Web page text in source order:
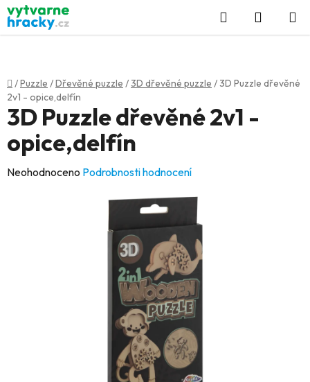
Přejít
na
obsah
Hledat
KOŠÍK
Domů
/Puzzle /Dřevěné puzzle /3D dřevěné puzzle /3D Puzzle dřevěné
2v1 - opice,delfín
3D Puzzle dřevěné 2v1 -
opice,delfín
Průměrné
Neohodnoceno Podrobnosti hodnocení